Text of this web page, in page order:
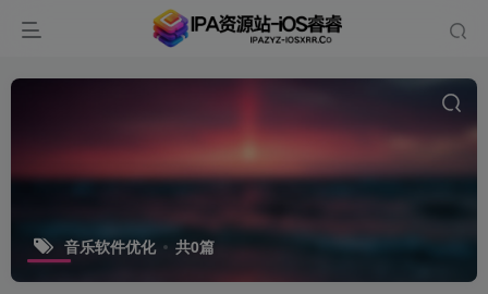
音乐软件优化 共0篇